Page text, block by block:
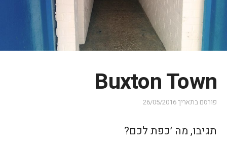
Buxton Town
פורסם בתאריך26/05/2016
תגיבו, מה ׳כפת לכם?